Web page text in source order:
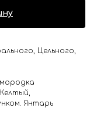
Цельного,
Янтарь